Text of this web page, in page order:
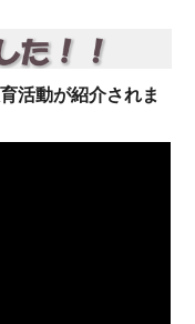
活動が紹介されま